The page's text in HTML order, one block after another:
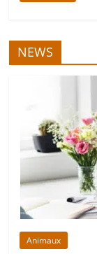
NEWS
Animaux